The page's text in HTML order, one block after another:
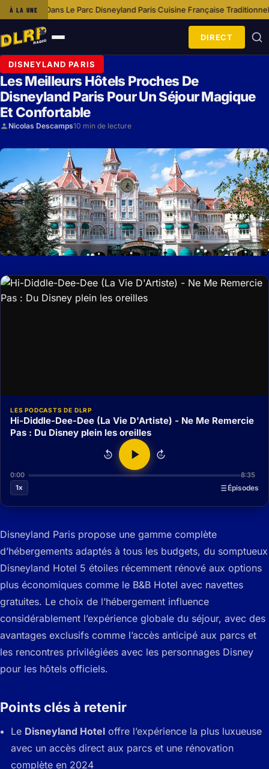
À LA UNE
Le Parc Disneyland Paris·Cuisine Française Traditionnelle À Disneyland
Ouvrir
le
menu
DIRECT
DISNEYLAND PARIS
Les Meilleurs Hôtels Proches De
Disneyland Paris Pour Un Séjour Magique
Et Confortable
Nicolas Descamps10 min de lecture
LES PODCASTS DE DLRP
Hi-Diddle-Dee-Dee (La Vie D'Artiste) - Ne Me Remercie
Pas : Du Disney plein les oreilles
15 15
0:00
8:35
1x
Épisodes
Disneyland Paris propose une gamme complète
d’hébergements adaptés à tous les budgets, du somptueux
Disneyland Hotel 5 étoiles récemment rénové aux options
plus économiques comme le B&B Hotel avec navettes
gratuites. Le choix de l’hébergement influence
considérablement l’expérience globale du séjour, avec des
avantages exclusifs comme l’accès anticipé aux parcs et
les rencontres privilégiées avec les personnages Disney
pour les hôtels officiels.
Points clés à retenir
Le Disneyland Hotel offre l’expérience la plus luxueuse
avec un accès direct aux parcs et une rénovation
complète en 2024